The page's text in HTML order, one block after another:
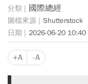
國際總經
Shutterstock
2026-06-20 10:40
+A -A